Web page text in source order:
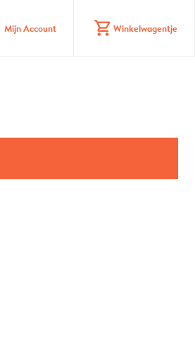
Mijn Account shopping_cart Winkelwagentje